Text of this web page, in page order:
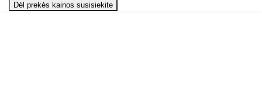
Dėl prekės kainos susisiekite